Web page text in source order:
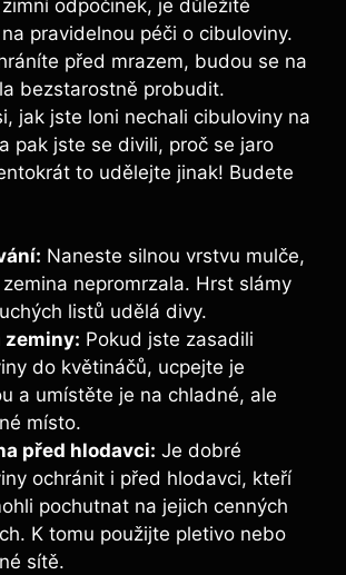
odpočinek, je důležité
pravidelnou péči o cibuloviny.
před mrazem, budou se na
bezstarostně probudit.
jak jste loni nechali cibuloviny na
pak jste se divili, proč se jaro
to udělejte jinak! Budete
Naneste silnou vrstvu mulče,
nepromrzala. Hrst slámy
listů udělá divy.
Pokud jste zasadili
do květináčů, ucpejte je
a umístěte je na chladné, ale
místo.
před hlodavci: Je dobré
ochránit i před hlodavci, kteří
pochutnat na jejich cenných
K tomu použijte pletivo nebo
sítě.